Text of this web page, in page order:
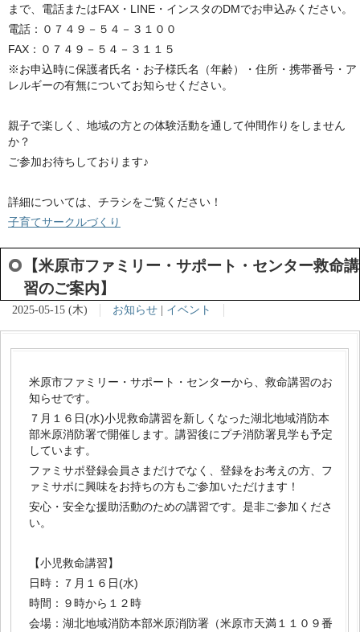
まで、電話またはFAX・LINE・インスタのDMでお申込みください。
電話：０７４９－５４－３１００
FAX：０７４９－５４－３１１５
※お申込時に保護者氏名・お子様氏名（年齢）・住所・携帯番号・ア
レルギーの有無についてお知らせください。
親子で楽しく、地域の方との体験活動を通して仲間作りをしません
か？
ご参加お待ちしております♪
詳細については、チラシをご覧ください！
子育てサークルづくり
【米原市ファミリー・サポート・センター救命講
習のご案内】
2025-05-15 (木) お知らせ | イベント
米原市ファミリー・サポート・センターから、救命講習のお
知らせです。
７月１６日(水)小児救命講習を新しくなった湖北地域消防本
部米原消防署で開催します。講習後にプチ消防署見学も予定
しています。
ファミサポ登録会員さまだけでなく、登録をお考えの方、フ
ァミサポに興味をお持ちの方もご参加いただけます！
安心・安全な援助活動のための講習です。是非ご参加くださ
い。
【小児救命講習】
日時：７月１６日(水)
時間：９時から１２時
会場：湖北地域消防本部米原消防署（米原市天満１１０９番